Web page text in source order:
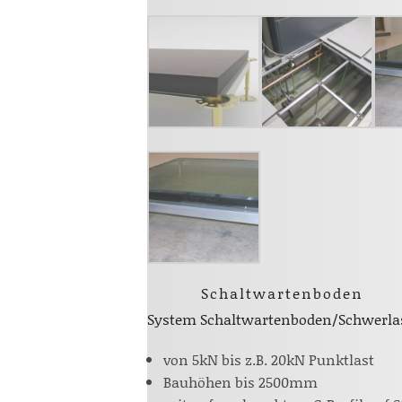
Schaltwartenboden
System Schaltwartenboden/
von 5kN bis z.B. 20kN Punktlast
Bauhöhen bis 2500mm